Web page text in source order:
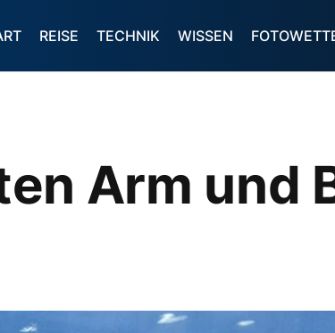
REISE TECHNIK WISSEN
Arm und